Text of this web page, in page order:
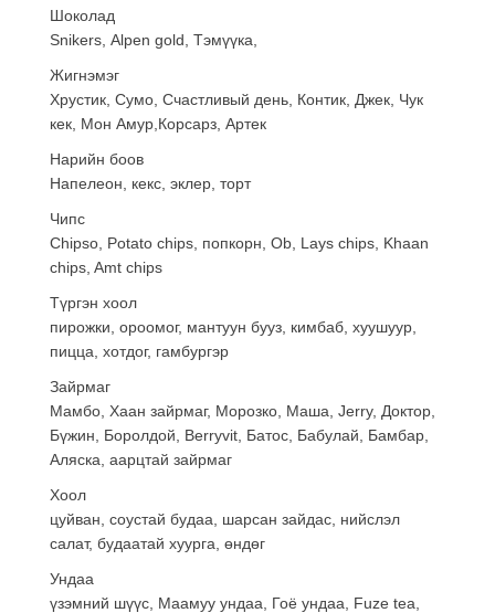
Шоколад
Snikers, Аlpen gold, Тэмүүка,
Жигнэмэг
Хрустик, Сумо, Счастливый день, Контик, Джек, Чук
кек, Мон Амур,Корсарз, Артек
Нарийн боов
Напелеон, кекс, эклер, торт
Чипс
Chipso, Potato chips, попкорн, Ob, Lays chips, Khaan
chips, Amt chips
Түргэн хоол
пирожки, ороомог, мантуун бууз, кимбаб, хуушуур,
пицца, хотдог, гамбургэр
Зайрмаг
Мамбо, Хаан зайрмаг, Морозко, Маша, Jerry, Доктор,
Бүжин, Боролдой, Berryvit, Батос, Бабулай, Бамбар,
Аляска, аарцтай зайрмаг
Хоол
цуйван, соустай будаа, шарсан зайдас, нийслэл
салат, будаатай хуурга, өндөг
Ундаа
үзэмний шүүс, Маамуу ундаа, Гоё ундаа, Fuze tea,